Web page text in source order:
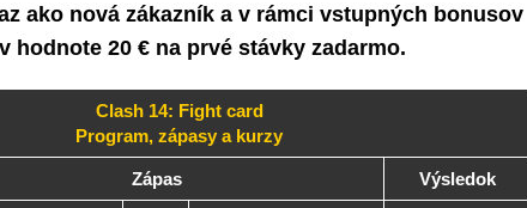
ako nová zákazník a v rámci vstupných bonusov
hodnote 20 € na prvé stávky zadarmo.
Clash 14: Fight card
Program, zápasy a kurzy
Zápas Výsledok